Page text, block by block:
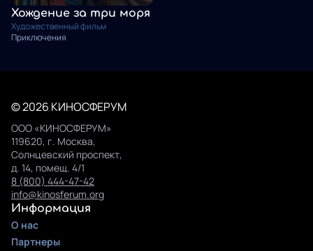
Хождение за три моря
Художественный фильм
Приключения
© 2026 КИНОСФЕРУМ
ООО «КИНОСФЕРУМ»
119620, г. Москва,
Солнцевский проспект,
д. 14, помещ. 4/1
8 (800) 444-47-42
info@kinosferum.org
Информация
О нас
Партнеры